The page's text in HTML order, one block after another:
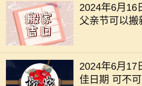
2024年6月16
父亲节可以搬
2024年6月17
佳日期 可不